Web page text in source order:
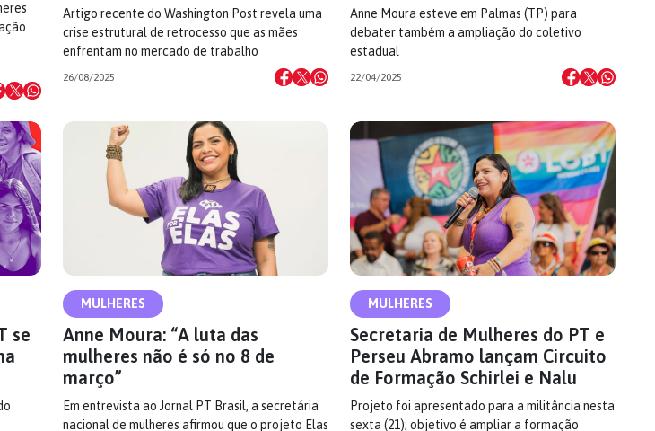
Artigo recente do Washington Post revela uma
crise estrutural de retrocesso que as mães
enfrentam no mercado de trabalho
26/08/2025
Anne Moura esteve em Palmas (TP) para
debater também a ampliação do coletivo
estadual
22/04/2025
se
MULHERES
Anne Moura: “A luta das
mulheres não é só no 8 de
março”
Em entrevista ao Jornal PT Brasil, a secretária
nacional de mulheres afirmou que o projeto Elas
MULHERES
Secretaria de Mulheres do PT e
Perseu Abramo lançam Circuito
de Formação Schirlei e Nalu
Projeto foi apresentado para a militância nesta
sexta (21); objetivo é ampliar a formação